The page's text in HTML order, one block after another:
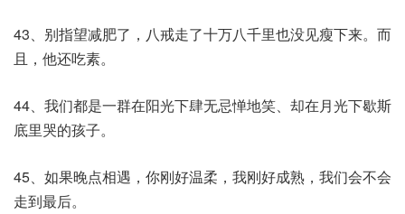
43、别指望减肥了，八戒走了十万八千里也没见瘦下来。而
且，他还吃素。
44、我们都是一群在阳光下肆无忌惮地笑、却在月光下歇斯
底里哭的孩子。
45、如果晚点相遇，你刚好温柔，我刚好成熟，我们会不会
走到最后。